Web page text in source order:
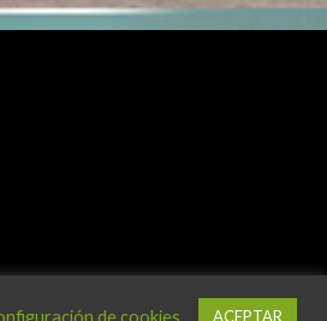
de cookies ACEPTAR